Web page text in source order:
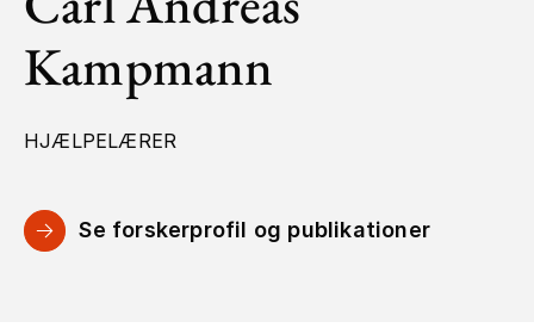
Kampmann
HJÆLPELÆRER
Se forskerprofil og publikationer